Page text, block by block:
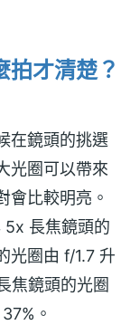
拍才清楚？
在鏡頭的挑選
光圈可以帶來
會比較明亮。
長焦鏡頭的
光圈由 f/1.7 升
焦鏡頭的光圈
。